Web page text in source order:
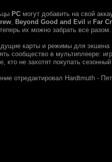
PC могут добавить на свой
, Beyond Good and Evil и Far
их можно забрать все разом.
карты и режимы для экшена
сообщество в мультиплеере:
не захотят покупать
отредактировал Hardtmuth -